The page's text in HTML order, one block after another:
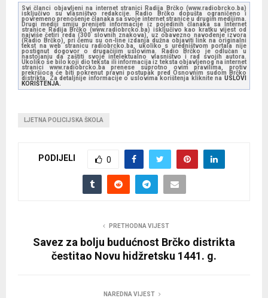
Svi članci objavljeni na internet stranici Radija Brčko (www.radiobrcko.ba)
isključivo su vlasništvo redakcije. Radio Brčko dopušta ograničeno i
povremeno prenošenje članaka sa svoje internet stranice u drugim medijima.
Drugi mediji smiju prenijeti informacije iz pojedinih članaka sa Internet
stranice Radija Brčko (www.radiobrcko.ba) isključivo kao kratku vijest od
najviše četiri reda (300 slovnih znakova), uz obavezno navođenje izvora
(Radio Brčko), pri čemu su on-line izdanja dužna objaviti link na originalni
tekst na web stranicu radiobrcko.ba, ukoliko s uredništvom portala nije
postignut dogovor o drugačijim uslovima. Radio Brčko je odlučan u
nastojanju da zaštiti svoje intelektualno vlasništvo i rad svojih autora.
Ukoliko se bilo koji dio teksta ili informacija iz teksta objavljenog na internet
stranici www.radiobrcko.ba prenese suprotno ovim pravilima, protiv
prekršioca će biti pokrenut pravni postupak pred Osnovnim sudom Brčko
distrikta. Za detaljnije informacije o uslovima korištenja kliknite na USLOVI
KORIŠTENJA.
LJETNA POLICIJSKA ŠKOLA
PODIJELI 0
PRETHODNA VIJEST
Savez za bolju budućnost Brčko distrikta
čestitao Novu hidžretsku 1441. g.
NAREDNA VIJEST